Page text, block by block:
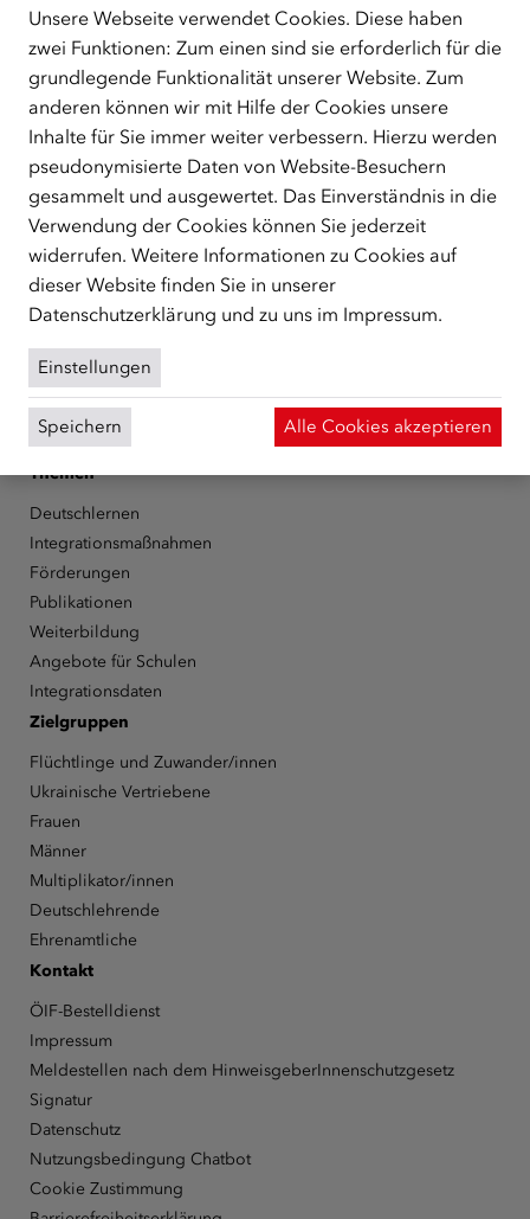
Der Österreichische Integrationsfonds (ÖIF) ist ein Fonds der
Schutzberechtigte, Vertriebene sowie Zuwander/innen als
zentrale Anlaufstelle bei der Integration in Österreich
unterstützt. mehr
FacebookYouTubeInstagramLinkedIn
Über den ÖIF
Der Österreichische Integrationsfonds (ÖIF)
Organigramm
Presse
Informationen erhalten
Karriere
ÖIF-Bestelldienst
Themen
Deutschlernen
Integrationsmaßnahmen
Förderungen
Publikationen
Weiterbildung
Angebote für Schulen
Integrationsdaten
Zielgruppen
Flüchtlinge und Zuwander/innen
Ukrainische Vertriebene
Frauen
Männer
Multiplikator/innen
Deutschlehrende
Ehrenamtliche
Kontakt
ÖIF-Bestelldienst
Impressum
Meldestellen nach dem HinweisgeberInnenschutzgesetz
Signatur
Datenschutz
Nutzungsbedingung Chatbot
Cookie Zustimmung
Unsere Webseite verwendet Cookies. Diese haben
zwei Funktionen: Zum einen sind sie erforderlich für die
grundlegende Funktionalität unserer Website. Zum
anderen können wir mit Hilfe der Cookies unsere
Inhalte für Sie immer weiter verbessern. Hierzu werden
pseudonymisierte Daten von Website-Besuchern
gesammelt und ausgewertet. Das Einverständnis in die
Verwendung der Cookies können Sie jederzeit
widerrufen. Weitere Informationen zu Cookies auf
dieser Website finden Sie in unserer
Datenschutzerklärung und zu uns im Impressum.
Einstellungen
Speichern Alle Cookies akzeptieren